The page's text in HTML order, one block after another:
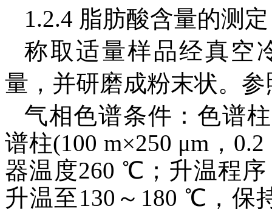
1.2.4 脂肪酸含量的测定
称取适量样品经真空
量，并研磨成粉末状。
气相色谱条件：色谱
谱柱(100 m×250 μm，
器温度260 ℃；升温程
升温至130～180 ℃，保